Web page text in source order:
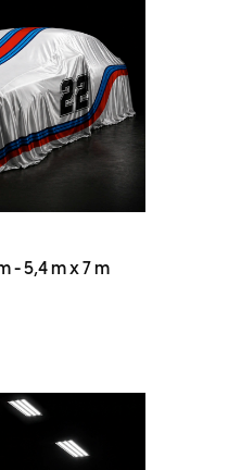
- 5,4 m x 7 m